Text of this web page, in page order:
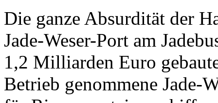
Die ganze Absurdität der
Jade-Weser-Port am
1,2 Milliarden Euro
Betrieb genommene Jade-